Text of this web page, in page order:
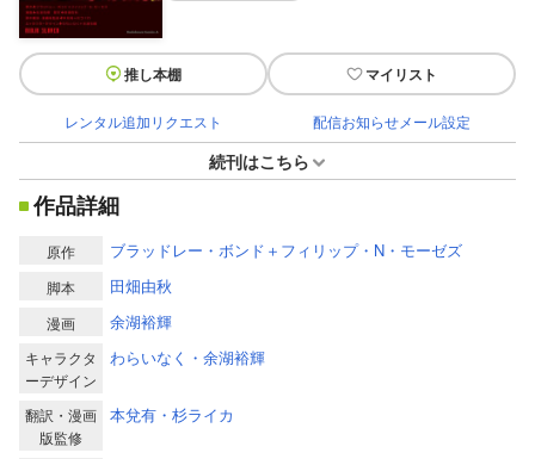
推し本棚 マイリスト
レンタル追加リクエスト 配信お知らせメール設定
続刊はこちら
作品詳細
原作 ブラッドレー・ボンド＋フィリップ・N・モーゼズ
脚本 田畑由秋
漫画 余湖裕輝
キャラクタ
ーデザイン
わらいなく・余湖裕輝
翻訳・漫画
版監修
本兌有・杉ライカ